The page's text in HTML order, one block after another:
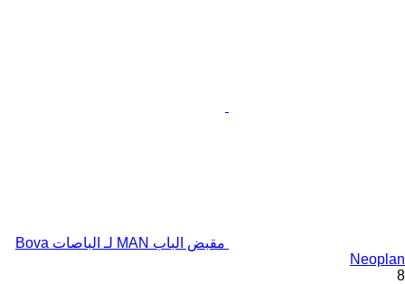
مقبض الباب MAN لـ الباصات Bova
Neoplan
8